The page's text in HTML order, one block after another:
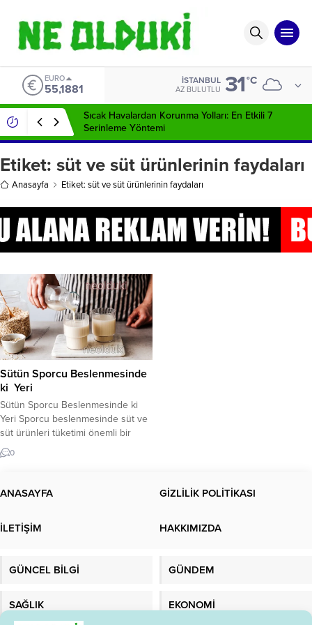
EURO
55,1881
İSTANBUL
AZ BULUTLU 31°C
Sıcak Havalardan Korunma Yolları: En Etkili 7
Serinleme Yöntemi
Etiket: süt ve süt ürünlerinin faydaları
Anasayfa Etiket: süt ve süt ürünlerinin faydaları
Sütün Sporcu Beslenmesinde
ki Yeri
Sütün Sporcu Beslenmesinde ki
Yeri Sporcu beslenmesinde süt ve
süt ürünleri tüketimi önemli bir
yere sahiptir. Bu ürünler egzersiz
öncesi, sırası ve sonrasında
Faydaları Süt ve yarı katı süt
karşı vücudun yeniden su
0
ANASAYFA GİZLİLİK POLİTİKASI
İLETİŞİM HAKKIMIZDA
GÜNCEL BİLGİ GÜNDEM
SAĞLIK EKONOMİ